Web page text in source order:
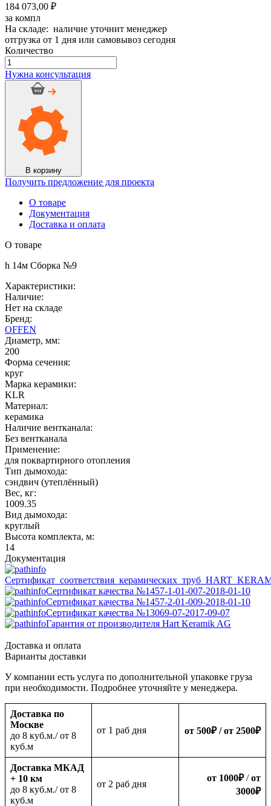
184 073,00 ₽
за компл
На складе: наличие уточнит менеджер
отгрузка от 1 дня или самовывоз сегодня
Количество
Количество
товара
Дымоход
керамический
200мм,
Нужна консультация
В корзину
Получить предложение для проекта
О товаре
Документация
Доставка и оплата
О товаре
h 14м Сборка №9
Характеристики:
Наличие:
Нет на складе
Бренд:
OFFEN
Диаметр, мм:
200
Форма сечения:
круг
Марка керамики:
KLR
Материал:
керамика
Наличие вентканала:
Без вентканала
Применение:
для поквартирного отопления
Тип дымохода:
сэндвич (утеплённый)
Вес, кг:
1009.35
Вид дымохода:
круглый
Высота комплекта, м:
14
Документация
Сертификат качества №1457-1-01-007-2018-01-10
Сертификат качества №1457-2-01-009-2018-01-10
Сертификат качества №13069-07-2017-09-07
Гарантия от производителя Hart Keramik AG
Доставка и оплата
Варианты доставки
У компании есть услуга по дополнительной упаковке груза
при необходимости. Подробнее уточняйте у менеджера.
Доставка по
Москве
до 8 куб.м./ от 8
куб.м
oт 1 раб дня от 500₽/ от 2500₽
Доставка МКАД
+ 10 км
до 8 куб.м./ от 8
куб.м
oт 2 раб дня
от 1000₽/от
3000₽